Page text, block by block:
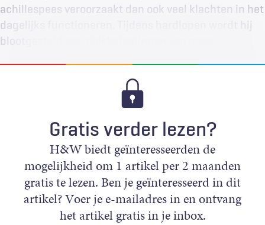
achillespees veroorzaakt dan ook veel klachten in het
dagelijks functioneren. Tijdens hardlopen wordt hij
blootgesteld aan piekbelastingen van maar…
Gratis verder lezen?
H&W biedt geïnteresseerden de
mogelijkheid om 1 artikel per 2 maanden
gratis te lezen. Ben je geïnteresseerd in dit
artikel? Voer je e-mailadres in en ontvang
het artikel gratis in je inbox.